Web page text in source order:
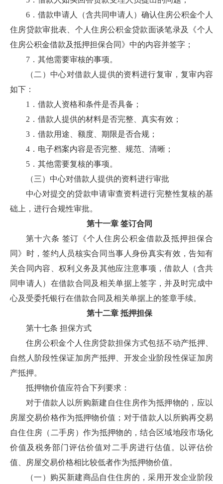
6．借款申请人（含共同申请人）确认住房公积金个人
住房贷款审批表、个人住房公积金贷款面谈笔录及《个人
住房公积金借款及抵押担保合同》中的内容并签字；
7．其他需要审核的事项。
（二）中心对借款人提供的资料进行复审，复审内容
如下：
1．借款人资格和条件是否具备；
2．借款人提供的材料是否完整、真实有效；
3．借款用途、额度、期限是否合规；
4．电子档案内容是否完整、规范、清晰；
5．其他需要复核的事项。
（三）中心对借款人提供的资料进行审批
中心对提交的贷款申请审查资料进行完整性复核的基
础上，进行合规性审批。
第十一章 签订合同
第十六条 签订《个人住房公积金借款及抵押担保合
同》时，签约人员核实合同当事人身份真实有效，告知有
关合同内容、权利义务及其他应注意事项，借款人（含共
同申请人）在借款合同及相关单据上签字，并及时完成中
心及受委托银行在借款合同及相关单据上的签章手续。
第十二章 抵押担保
第十七条 担保方式
住房公积金个人住房贷款担保方式包括不动产抵押、
自然人阶段性保证加房产抵押、开发企业阶段性保证加房
产抵押。
抵押物价值应符合下列要求：
对于借款人以所购新建自住住房作为抵押物的，应以
房屋交易价格作为抵押物价值；对于借款人以所购再交易
自住住房（二手房）作为抵押物的，结合区域地段市场化
价值及税务部门评估价值对二手房进行估值。以评估价
值、房屋交易价格相比较低者作为抵押物价值。
（一）购买新建商品自住住房的，采用开发企业阶段